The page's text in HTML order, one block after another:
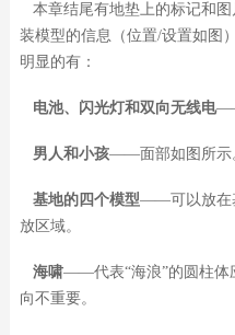
本章结尾有地垫上的标记和
装模型的信息（位置/设置如图
明显的有：
电池、闪光灯和双向无线电
男人和小孩——面部如图所示
基地的四个模型——可以放在
放区域。
海啸——代表“海浪”的圆柱体
向不重要。